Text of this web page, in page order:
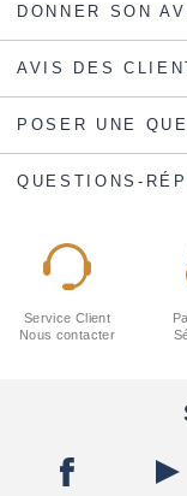
DONNER SON
AVIS DES
POSER UNE
QUESTIONS-
Service Client
Nous contacter